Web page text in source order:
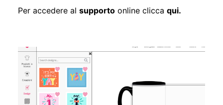
Per accedere al supporto online clicca qui.